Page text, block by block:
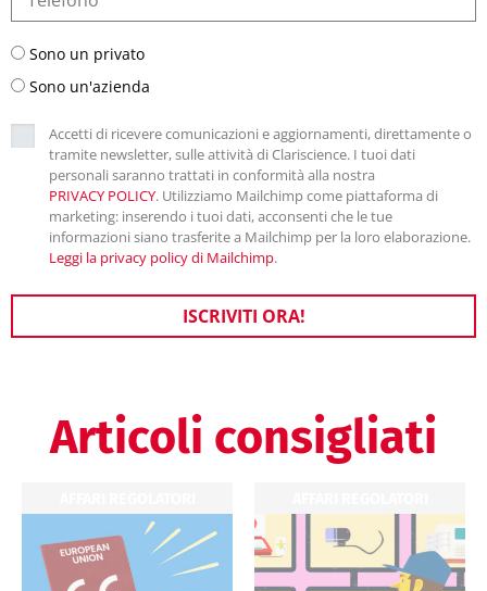
Sono un privato
Sono un'azienda
Accetti di ricevere comunicazioni e aggiornamenti, direttamente o
tramite newsletter, sulle attività di Clariscience. I tuoi dati
personali saranno trattati in conformità alla nostra
PRIVACY POLICY. Utilizziamo Mailchimp come piattaforma di
marketing: inserendo i tuoi dati, acconsenti che le tue
informazioni siano trasferite a Mailchimp per la loro elaborazione.
Leggi la privacy policy di Mailchimp.
ISCRIVITI ORA!
Articoli consigliati